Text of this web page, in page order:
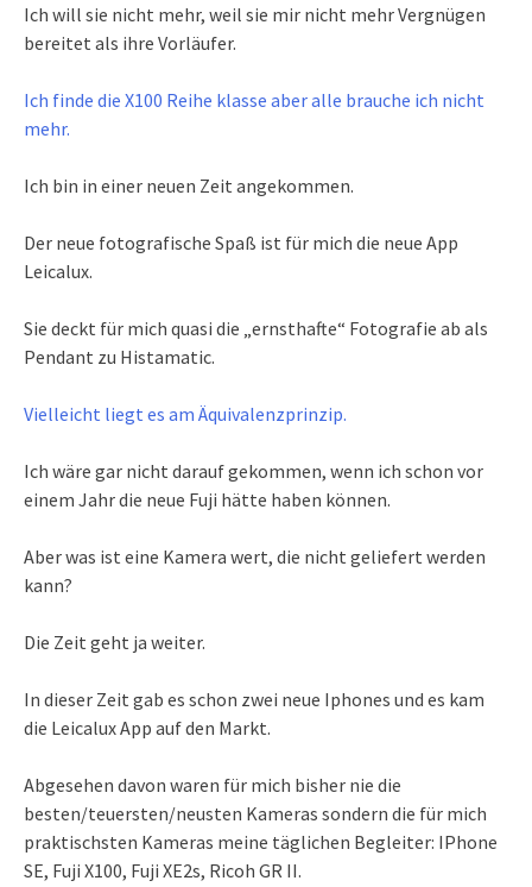
Ich will sie nicht mehr, weil sie mir nicht mehr Vergnügen
bereitet als ihre Vorläufer.
Ich finde die X100 Reihe klasse aber alle brauche ich nicht
mehr.
Ich bin in einer neuen Zeit angekommen.
Der neue fotografische Spaß ist für mich die neue App
Leicalux.
Sie deckt für mich quasi die „ernsthafte“ Fotografie ab als
Pendant zu Histamatic.
Vielleicht liegt es am Äquivalenzprinzip.
Ich wäre gar nicht darauf gekommen, wenn ich schon vor
einem Jahr die neue Fuji hätte haben können.
Aber was ist eine Kamera wert, die nicht geliefert werden
kann?
Die Zeit geht ja weiter.
In dieser Zeit gab es schon zwei neue Iphones und es kam
die Leicalux App auf den Markt.
Abgesehen davon waren für mich bisher nie die
besten/teuersten/neusten Kameras sondern die für mich
praktischsten Kameras meine täglichen Begleiter: IPhone
SE, Fuji X100, Fuji XE2s, Ricoh GR II.